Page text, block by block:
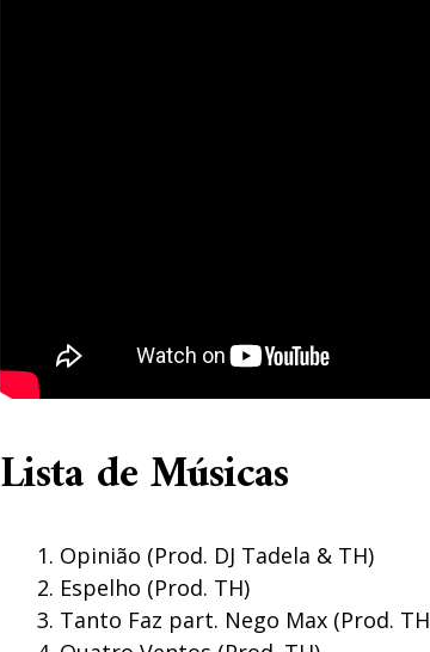
Lista de Músicas
Opinião (Prod. DJ Tadela & TH)
Espelho (Prod. TH)
Tanto Faz part. Nego Max (Prod.